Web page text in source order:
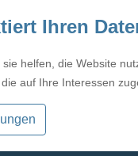
Ihren
helfen, die Website
auf Ihre Interessen